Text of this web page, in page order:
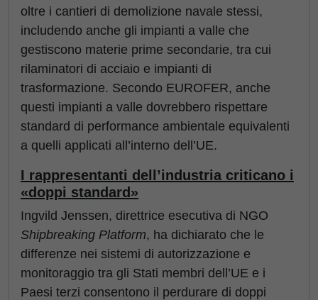
oltre i cantieri di demolizione navale stessi,
includendo anche gli impianti a valle che
gestiscono materie prime secondarie, tra cui
rilaminatori di acciaio e impianti di
trasformazione. Secondo EUROFER, anche
questi impianti a valle dovrebbero rispettare
standard di performance ambientale equivalenti
a quelli applicati all’interno dell’UE.
I rappresentanti dell’industria criticano i
«doppi standard»
Ingvild Jenssen, direttrice esecutiva di NGO
Shipbreaking Platform, ha dichiarato che le
differenze nei sistemi di autorizzazione e
monitoraggio tra gli Stati membri dell’UE e i
Paesi terzi consentono il perdurare di doppi